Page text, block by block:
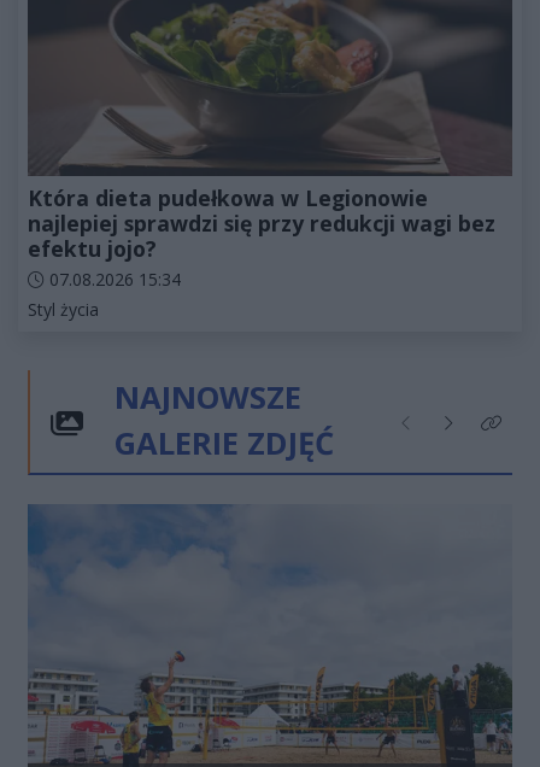
Która dieta pudełkowa w Legionowie
najlepiej sprawdzi się przy redukcji wagi bez
efektu jojo?
Data dodania artykułu:
07.08.2026 15:34
Kategorie artykułu:
Styl życia
NAJNOWSZE
GALERIE ZDJĘĆ
Poprzednie
NastępneKliknij